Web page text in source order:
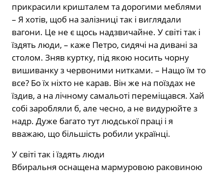
прикрасили кришталем та дорогими меблями
– Я хотів, щоб на залізниці так і виглядали
вагони. Це не є щось надзвичайне. У світі так і
їздять люди, – каже Петро, сидячі на дивані за
столом. Зняв куртку, під якою носить чорну
вишиванку з червоними нитками. – Нащо їм то
все? Бо їх ніхто не карав. Він же на поїздах не
їздив, а на лічному самальоті переміщався. Хай
собі заробляли б, але чесно, а не видурюйте з
надр. Дуже багато тут людської праці і я
вважаю, що більшість робили українці.
У світі так і їздять люди
Вбиральня оснащена мармуровою раковиною